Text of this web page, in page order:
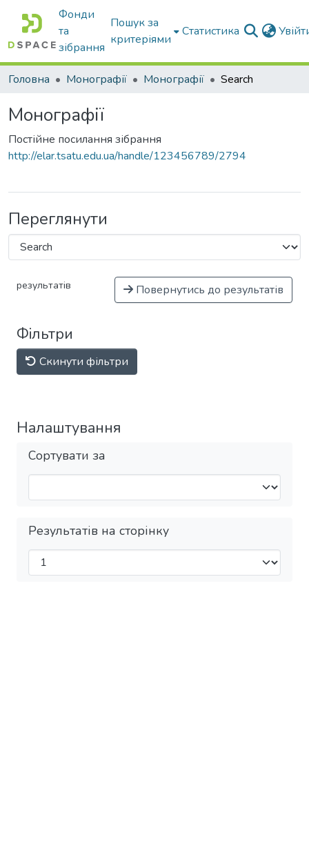
Фонди
та
зібрання
Пошук за
критеріями
Статистика
Головна Монографії Монографії Search
Монографії
Постійне посилання зібрання
http://elar.tsatu.edu.ua/handle/123456789/2794
Переглянути
результатів Повернутись до результатів
Фільтри
Скинути фільтри
Налаштування
Сортувати за
Результатів на сторінку